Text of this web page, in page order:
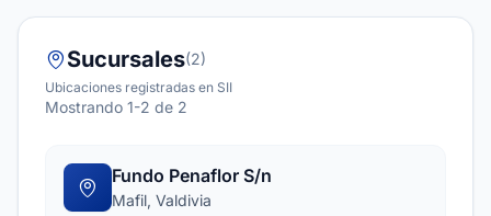
Sucursales(2)
Ubicaciones registradas en SII
Mostrando 1-2 de 2
Fundo Penaflor S/n
Mafil, Valdivia